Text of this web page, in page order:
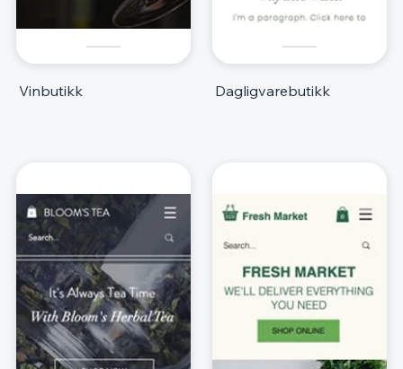
Vinbutikk Dagligvarebutikk